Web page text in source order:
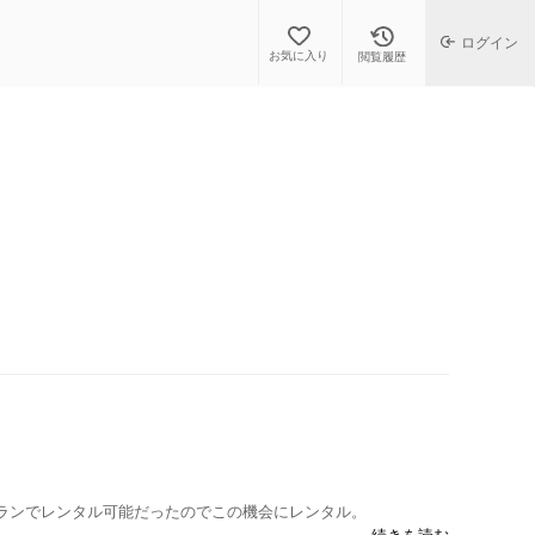
お気に入り 閲覧履歴
ログイン
ンでレンタル可能だったのでこの機会にレンタル。